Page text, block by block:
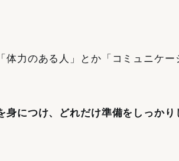
力のある人」とか「コミュニケー
身につけ、どれだけ準備をしっかり